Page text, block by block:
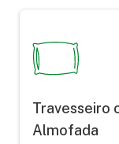
Travesseiro
Almofada